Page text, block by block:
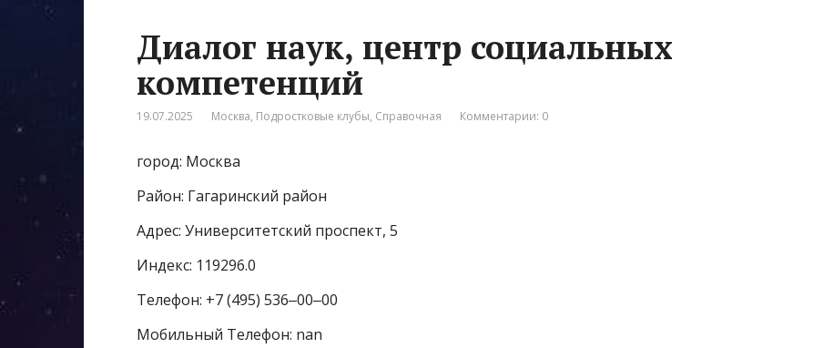
Диалог наук, центр социальных
компетенций
19.07.2025 Москва, Подростковые клубы, Справочная Комментарии: 0
город: Москва
Район: Гагаринский район
Адрес: Университетский проспект, 5
Индекс: 119296.0
Телефон: +7 (495) 536‒00‒00
Мобильный Телефон: nan